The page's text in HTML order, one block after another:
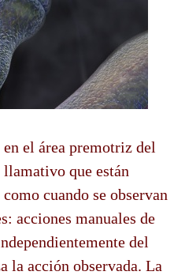
en el área premotriz del
que están
cuando se observan
acciones manuales de
del
la acción observada. La